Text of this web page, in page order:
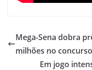
Mega-Sena dobra
milhões no
Em jogo